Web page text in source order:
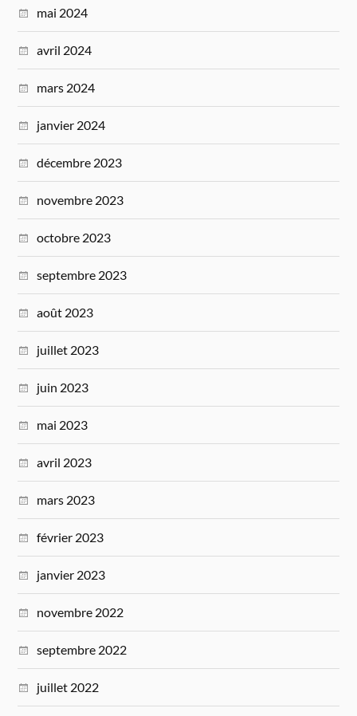
mai 2024
avril 2024
mars 2024
janvier 2024
décembre 2023
novembre 2023
octobre 2023
septembre 2023
août 2023
juillet 2023
juin 2023
mai 2023
avril 2023
mars 2023
février 2023
janvier 2023
novembre 2022
septembre 2022
juillet 2022